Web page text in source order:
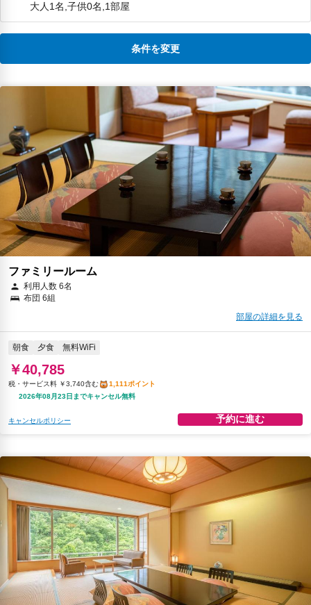
大人1名,子供0名,1部屋
条件を変更
ファミリールーム
利用人数 6名
布団 6組
部屋の詳細を見る
朝食 夕食 無料WiFi
￥40,785
税・サービス料 ￥3,740含む
1,111ポイント
2026年08月23日までキャンセル無料
キャンセルポリシー 予約に進む